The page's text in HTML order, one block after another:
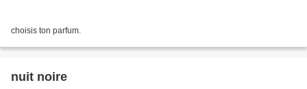
choisis ton parfum.
nuit noire